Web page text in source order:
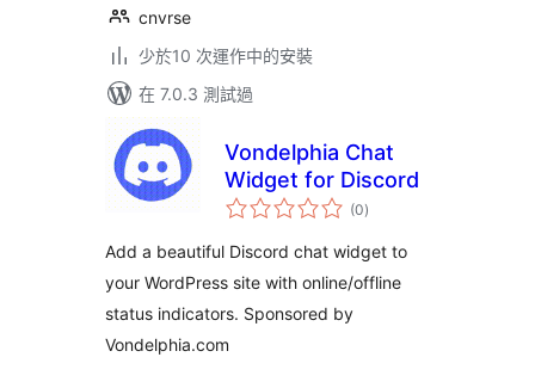
cnvrse
少於10 次運作中的安裝
在 7.0.3 測試過
Vondelphia Chat
Widget for Discord
(0總
評)
Add a beautiful Discord chat widget to
your WordPress site with online/offline
status indicators. Sponsored by
Vondelphia.com